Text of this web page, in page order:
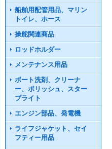
船舶用配管用品、マリン
トイレ、ホース
操舵関連商品
ロッドホルダー
メンテナンス用品
ボート洗剤、クリーナ
ー、ポリッシュ、スター
ブライト
エンジン部品、発電機
ライフジャケット、セイ
フティー用品